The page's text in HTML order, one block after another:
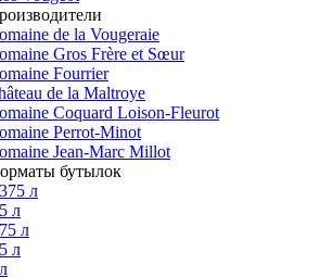
de la Vougeraie
Gros Frère et Sœur
Fourrier
de la Maltroye
Coquard Loison-Fleurot
Perrot-Minot
Jean-Marc Millot
бутылок
л
л
л
л